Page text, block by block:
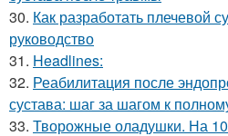
30. Как разработать плечевой
руководство
31. Headlines:
32. Реабилитация после
сустава: шаг за шагом к
33. Творожные оладушки. На